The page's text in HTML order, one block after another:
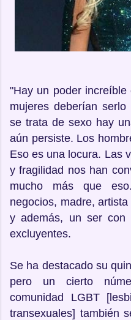
"Hay un poder
mujeres deberían
se trata de sexo hay
aún persiste. Los
Eso es una locura. Las
y fragilidad nos han
mucho más que
negocios, madre,
y además, un ser con
excluyentes.
Se ha destacado su
pero un cierto
comunidad LGBT
transexuales] también